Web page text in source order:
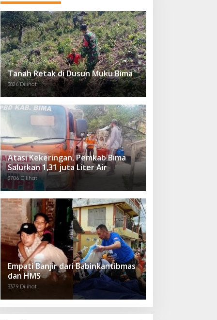
Tanah Retak di Dusun Muku Bima
3826 Dilihat
Atasi Kekeringan, Pemkab Bima
Salurkan 1,31 juta Liter Air
3706 Dilihat
Empati Banjir dari Babinkantibmas
dan HMS
3379 Dilihat